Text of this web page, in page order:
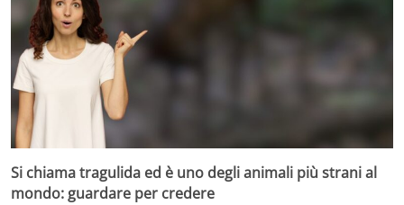
Si chiama tragulida ed è uno degli animali più strani al
mondo: guardare per credere